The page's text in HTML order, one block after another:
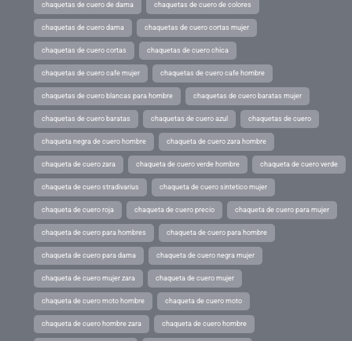
chaquetas de cuero de dama chaquetas de cuero de colores
chaquetas de cuero dama chaquetas de cuero cortas mujer
chaquetas de cuero cortas chaquetas de cuero chica
chaquetas de cuero cafe mujer chaquetas de cuero cafe hombre
chaquetas de cuero blancas para hombre chaquetas de cuero baratas mujer
chaquetas de cuero baratas chaquetas de cuero azul chaquetas de cuero
chaqueta negra de cuero hombre chaqueta de cuero zara hombre
chaqueta de cuero zara chaqueta de cuero verde hombre chaqueta de cuero verde
chaqueta de cuero stradivarius chaqueta de cuero sintetico mujer
chaqueta de cuero roja chaqueta de cuero precio chaqueta de cuero para mujer
chaqueta de cuero para hombres chaqueta de cuero para hombre
chaqueta de cuero para dama chaqueta de cuero negra mujer
chaqueta de cuero mujer zara chaqueta de cuero mujer
chaqueta de cuero moto hombre chaqueta de cuero moto
chaqueta de cuero hombre zara chaqueta de cuero hombre